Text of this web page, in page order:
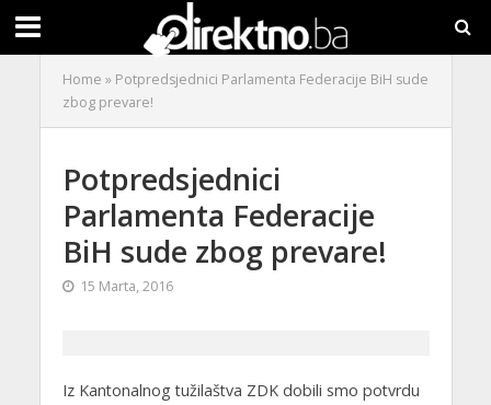
Home » Potpredsjednici Parlamenta Federacije BiH sude
zbog prevare!
Potpredsjednici
Parlamenta Federacije
BiH sude zbog prevare!
15 Marta, 2016
Iz Kantonalnog tužilaštva ZDK dobili smo potvrdu